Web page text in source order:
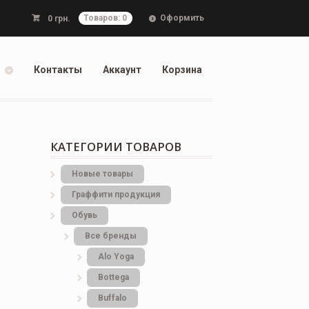
0 грн. Товаров: 0 Оформить
Контакты Аккаунт Корзина
КАТЕГОРИИ ТОВАРОВ
Новые товары
Граффити продукция
Обувь
Все бренды
Alo Yoga
Bottеga
Buffalo